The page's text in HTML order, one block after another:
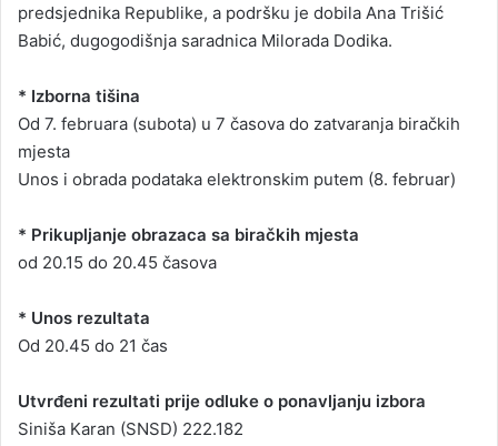
predsjednika Republike, a podršku je dobila Ana Trišić
Babić, dugogodišnja saradnica Milorada Dodika.
* Izborna tišina
Od 7. februara (subota) u 7 časova do zatvaranja biračkih
mjesta
Unos i obrada podataka elektronskim putem (8. februar)
* Prikupljanje obrazaca sa biračkih mjesta
od 20.15 do 20.45 časova
* Unos rezultata
Od 20.45 do 21 čas
Utvrđeni rezultati prije odluke o ponavljanju izbora
Siniša Karan (SNSD) 222.182